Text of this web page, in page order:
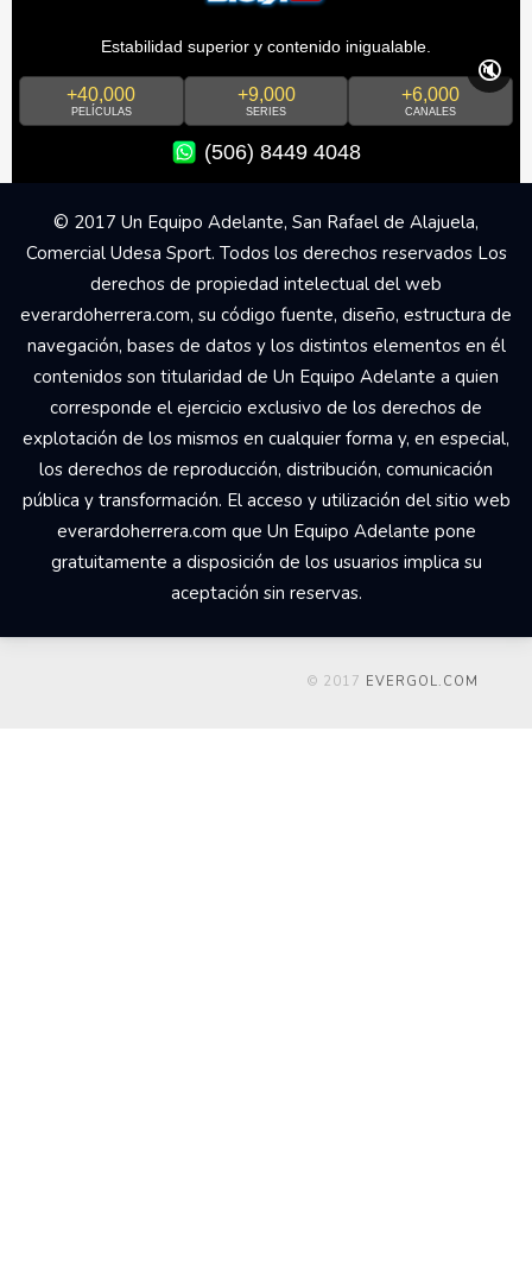
Estabilidad superior y contenido inigualable.
+40,000
PELÍCULAS
+9,000
SERIES
+6,000
CANALES
(506) 8449 4048
🔇
© 2017 Un Equipo Adelante, San Rafael de Alajuela,
Comercial Udesa Sport. Todos los derechos reservados Los
derechos de propiedad intelectual del web
everardoherrera.com, su código fuente, diseño, estructura de
navegación, bases de datos y los distintos elementos en él
contenidos son titularidad de Un Equipo Adelante a quien
corresponde el ejercicio exclusivo de los derechos de
explotación de los mismos en cualquier forma y, en especial,
los derechos de reproducción, distribución, comunicación
pública y transformación. El acceso y utilización del sitio web
everardoherrera.com que Un Equipo Adelante pone
gratuitamente a disposición de los usuarios implica su
aceptación sin reservas.
© 2017 EVERGOL.COM